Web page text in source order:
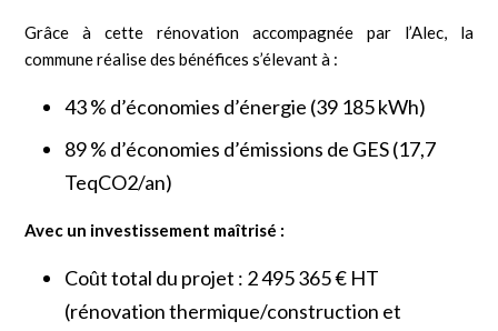
Grâce à cette rénovation accompagnée par l’Alec, la
commune réalise des bénéfices s’élevant à :
43 % d’économies d’énergie (39 185 kWh)
89 % d’économies d’émissions de GES (17,7
TeqCO2/an)
Avec un investissement maîtrisé :
Coût total du projet : 2 495 365 € HT
(rénovation thermique/construction et